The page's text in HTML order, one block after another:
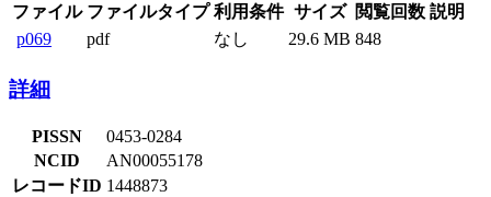
ファイル ファイルタイプ 利用条件 サイズ 閲覧回数 説明
p069
pdf なし 29.6 MB 848
詳細
PISSN
0453-0284
NCID
AN00055178
レコードID 1448873